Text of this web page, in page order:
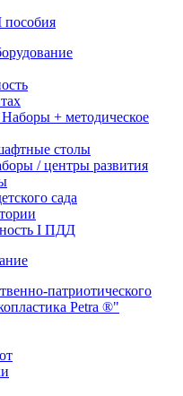
пособия
+ методическое
столы
/ центры развития
сада
I ПДД
патриотического
Petra ®"